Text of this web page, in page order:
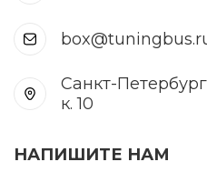
Санкт-
к. 10
НАПИШИТЕ НАМ